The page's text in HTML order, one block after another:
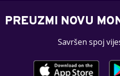
PREUZMI NOVU
Savršen spoj